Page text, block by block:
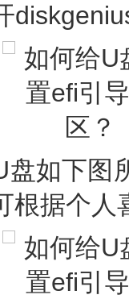
如下图
根据个